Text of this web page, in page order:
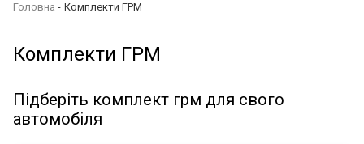
Головна Комплекти ГРМ
Комплекти ГРМ
Підберіть комплект грм для свого
автомобіля